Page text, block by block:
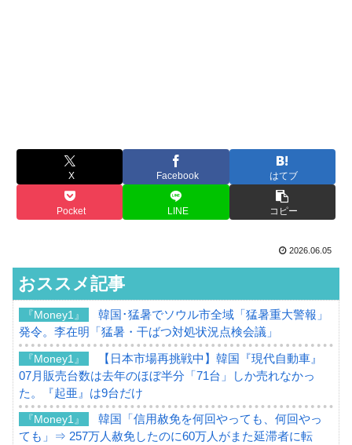
X Facebook はてブ
Pocket LINE コピー
2026.06.05
おススメ記事
『Money1』
韓国･猛暑でソウル市全域「猛暑重大警報」
発令。李在明「猛暑・干ばつ対処状況点検会議」
『Money1』
【日本市場再挑戦中】韓国『現代自動車』
07月販売台数は去年のほぼ半分「71台」しか売れなかっ
た。『起亜』は9台だけ
『Money1』
韓国「信用赦免を何回やっても、何回やっ
ても」⇒ 257万人赦免したのに60万人がまた延滞者に転